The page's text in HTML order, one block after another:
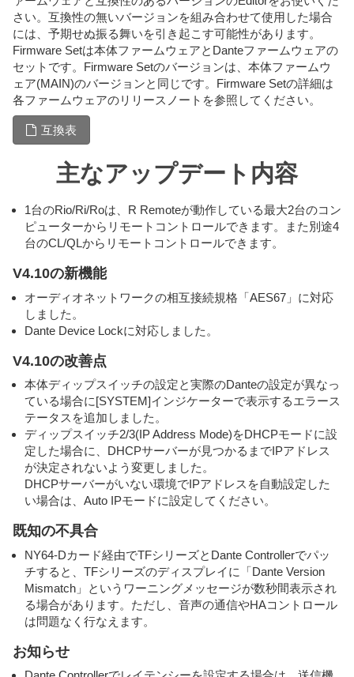
さい。互換性の無いバージョンを組み合わせて使用した場合
には、予期せぬ振る舞いを引き起こす可能性があります。
Firmware Setは本体ファームウェアとDanteファームウェアの
セットです。Firmware Setのバージョンは、本体ファームウ
ェア(MAIN)のバージョンと同じです。Firmware Setの詳細は
各ファームウェアのリリースノートを参照してください。
互換表
主なアップデート内容
1台のRio/Ri/Roは、R Remoteが動作している最大2台のコン
ピューターからリモートコントロールできます。また別途4
台のCL/QLからリモートコントロールできます。
V4.10の新機能
オーディオネットワークの相互接続規格「AES67」に対応
しました。
Dante Device Lockに対応しました。
V4.10の改善点
本体ディップスイッチの設定と実際のDanteの設定が異なっ
ている場合に[SYSTEM]インジケーターで表示するエラース
テータスを追加しました。
ディップスイッチ2/3(IP Address Mode)をDHCPモードに設
定した場合に、DHCPサーバーが見つかるまでIPアドレス
が決定されないよう変更しました。
DHCPサーバーがいない環境でIPアドレスを自動設定した
い場合は、Auto IPモードに設定してください。
既知の不具合
NY64-Dカード経由でTFシリーズとDante Controllerでパッ
チすると、TFシリーズのディスプレイに「Dante Version
Mismatch」というワーニングメッセージが数秒間表示され
る場合があります。ただし、音声の通信やHAコントロール
は問題なく行なえます。
お知らせ